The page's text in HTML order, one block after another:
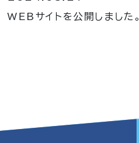
WEBサイトを公開しました。